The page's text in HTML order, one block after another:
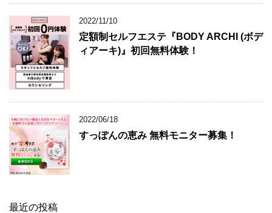
2022/11/10
定額制セルフエステ『BODY ARCHI (ボデ
ィアーキ)』初回無料体験！
2022/06/18
すっぽんの恵み 無料モニター募集！
最近の投稿